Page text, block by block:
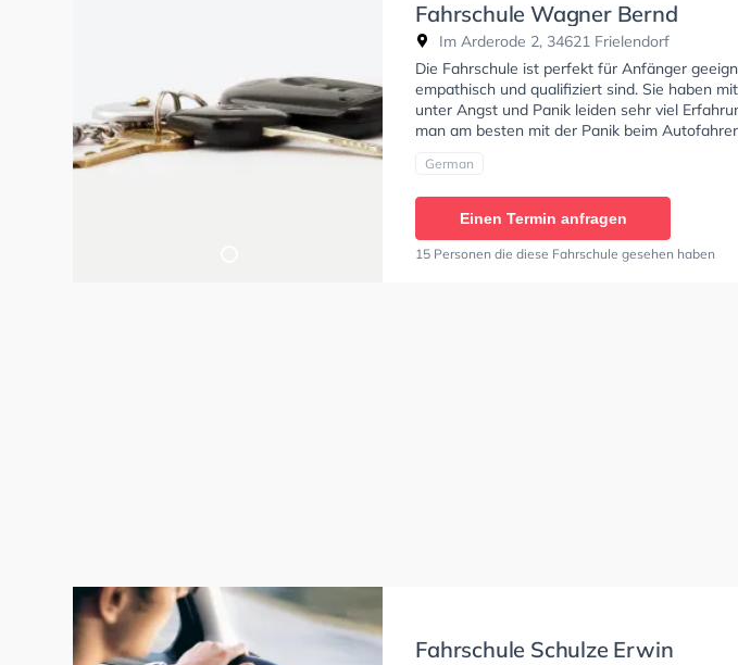
Fahrschule Wagner Bernd
Im Arderode 2, 34621 Frielendorf
Die Fahrschule ist perfekt für Anfänger
empathisch und qualifiziert sind. Sie haben
unter Angst und Panik leiden sehr viel
man am besten mit der Panik beim
German
Einen Termin anfragen
15 Personen die diese Fahrschule gesehen haben
Fahrschule Schulze Erwin